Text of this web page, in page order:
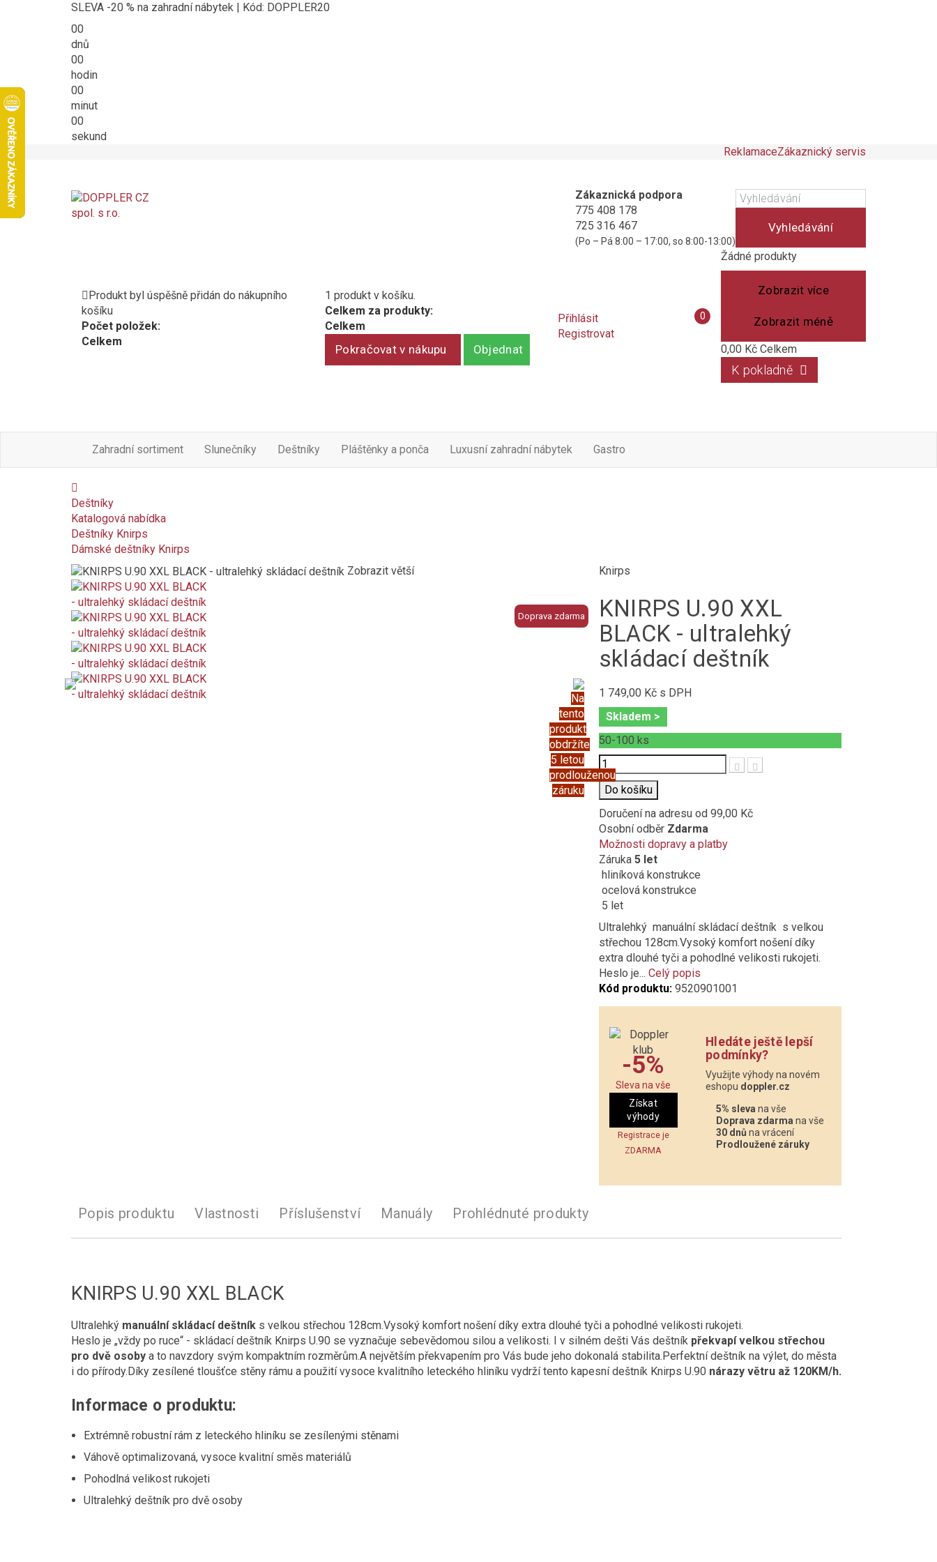
SLEVA -20 % na zahradní nábytek | Kód: DOPPLER20
00
dnů
00
hodin
00
minut
00
sekund
ReklamaceZákaznický servis
Zákaznická podpora
775 408 178
725 316 467
(Po – Pá 8:00 – 17:00, so 8:00-13:00)
Vyhledávání
Košík
(prázdný)
Žádné produkty
Zobrazit více
Zobrazit méně
0,00 Kč Celkem
K pokladně
Produkt byl úspěšně přidán do nákupního
košíku
Počet položek:
Celkem
1 produkt v košíku.
Celkem za produkty:
Celkem
Pokračovat v nákupu Objednat
Přihlásit
Registrovat
Porovnání
0
Zahradní sortiment Slunečníky Deštníky Pláštěnky a ponča Luxusní zahradní nábytek Gastro
Deštníky
Katalogová nabídka
Deštníky Knirps
Dámské deštníky Knirps
Doprava zdarma
Na
tento
produkt
obdržíte
5 letou
prodlouženou
záruku
Zobrazit větší Knirps
KNIRPS U.90 XXL
BLACK - ultralehký
skládací deštník
1 749,00 Kčs DPH
Skladem >
50-100 ks
Počet
Do košíku
Doručení na adresu od 99,00 Kč
Osobní odběr Zdarma
Možnosti dopravy a platby
Záruka 5 let
hliníková konstrukce
ocelová konstrukce
5 let
Ultralehký manuální skládací deštník s velkou
střechou 128cm.Vysoký komfort nošení díky
extra dlouhé tyči a pohodlné velikosti rukojeti.
Heslo je... Celý popis
Kód produktu: 9520901001
-5%
Sleva na vše
Získat
výhody
Registrace je
ZDARMA
Hledáte ještě lepší
podmínky?
Využijte výhody na novém
eshopu doppler.cz
5% sleva na vše
Doprava zdarma na vše
30 dnů na vrácení
Prodloužené záruky
Popis produktu Vlastnosti Příslušenství Manuály Prohlédnuté produkty
KNIRPS U.90 XXL BLACK
Ultralehký manuální skládací deštník s velkou střechou 128cm.Vysoký komfort nošení díky extra dlouhé tyči a pohodlné velikosti rukojeti.
Heslo je „vždy po ruce“ - skládací deštník Knirps U.90 se vyznačuje sebevědomou silou a velikosti. I v silném dešti Vás deštník překvapí velkou střechou
pro dvě osoby a to navzdory svým kompaktním rozměrům.A největším překvapením pro Vás bude jeho dokonalá stabilita.Perfektní deštník na výlet, do města
i do přírody.Díky zesílené tloušťce stěny rámu a použití vysoce kvalitního leteckého hliníku vydrží tento kapesní deštník Knirps U.90 nárazy větru až 120KM/h.
Informace o produktu:
Extrémně robustní rám z leteckého hliníku se zesílenými stěnami
Váhově optimalizovaná, vysoce kvalitní směs materiálů
Pohodlná velikost rukojeti
Ultralehký deštník pro dvě osoby